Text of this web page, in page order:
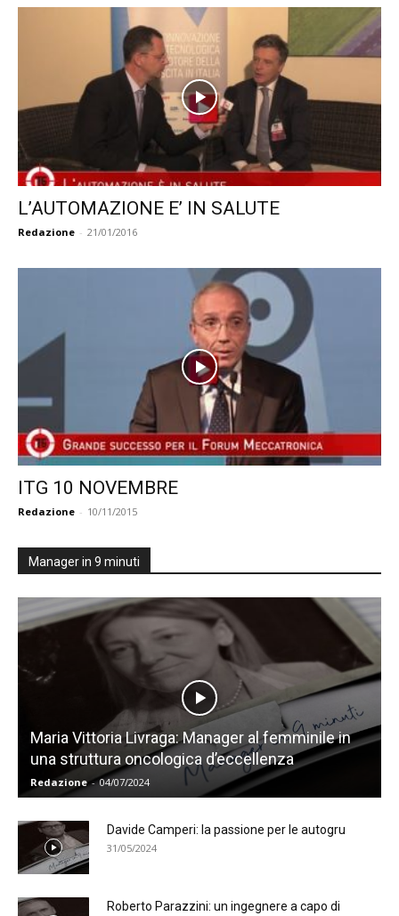
L’AUTOMAZIONE E’ IN SALUTE
Redazione - 21/01/2016
ITG 10 NOVEMBRE
Redazione - 10/11/2015
Manager in 9 minuti
Maria Vittoria Livraga: Manager al femminile in
una struttura oncologica d’eccellenza
Redazione - 04/07/2024
Davide Camperi: la passione per le autogru
31/05/2024
Roberto Parazzini: un ingegnere a capo di